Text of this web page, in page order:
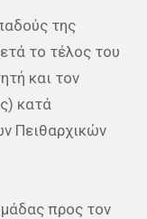
της
το τέλος του
και τον
κατά
Πειθαρχικών
προς τον